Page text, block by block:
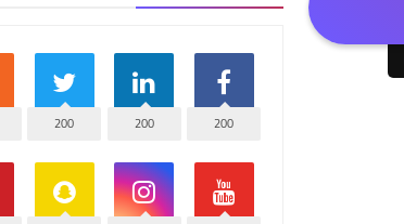
200
200
200